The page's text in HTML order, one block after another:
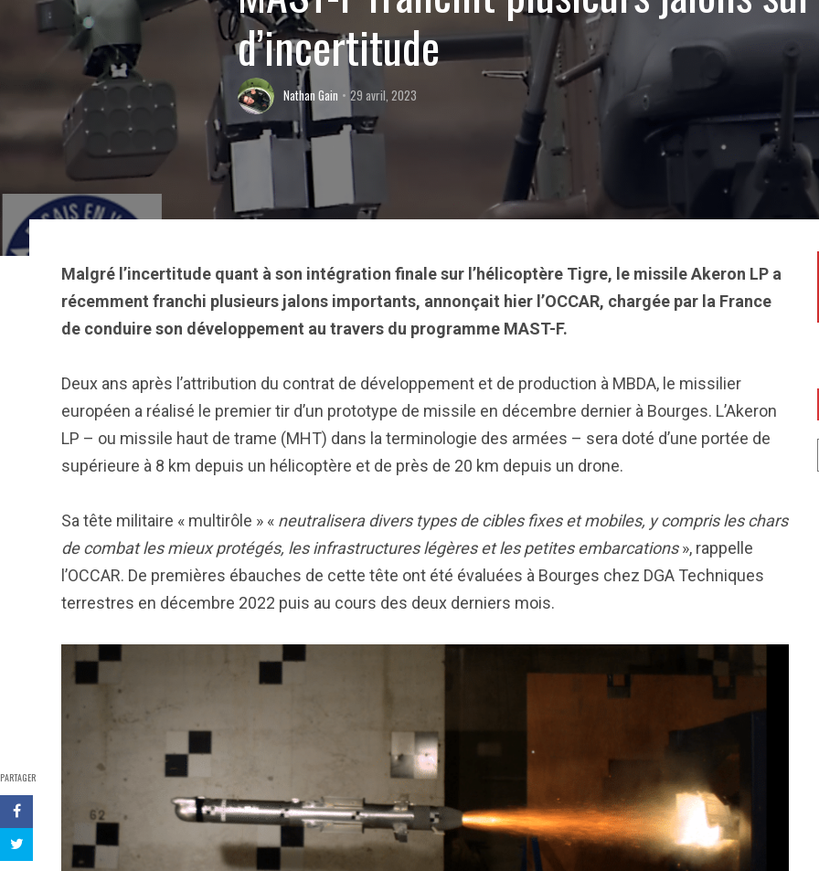
d’incertitude
Nathan Gain 29 avril, 2023
PARTAGER
Malgré l’incertitude quant à son intégration finale sur l’hélicoptère Tigre, le missile Akeron LP a
récemment franchi plusieurs jalons importants, annonçait hier l’OCCAR, chargée par la France
de conduire son développement au travers du programme MAST-F.
Deux ans après l’attribution du contrat de développement et de production à MBDA, le missilier
européen a réalisé le premier tir d’un prototype de missile en décembre dernier à Bourges. L’Akeron
LP – ou missile haut de trame (MHT) dans la terminologie des armées – sera doté d’une portée de
supérieure à 8 km depuis un hélicoptère et de près de 20 km depuis un drone.
Sa tête militaire « multirôle » « neutralisera divers types de cibles fixes et mobiles, y compris les chars
de combat les mieux protégés, les infrastructures légères et les petites embarcations», rappelle
l’OCCAR. De premières ébauches de cette tête ont été évaluées à Bourges chez DGA Techniques
terrestres en décembre 2022 puis au cours des deux derniers mois.